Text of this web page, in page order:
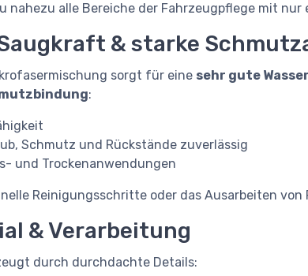
nahezu alle Bereiche der Fahrzeugpflege mit nur
Saugkraft & starke
sorgt für eine sehr gute
:
Schmutz und Rückstände zuverlässig
und Trockenanwendungen
Reinigungsschritte oder das Ausarbeiten von
& Verarbeitung
durch durchdachte Details: